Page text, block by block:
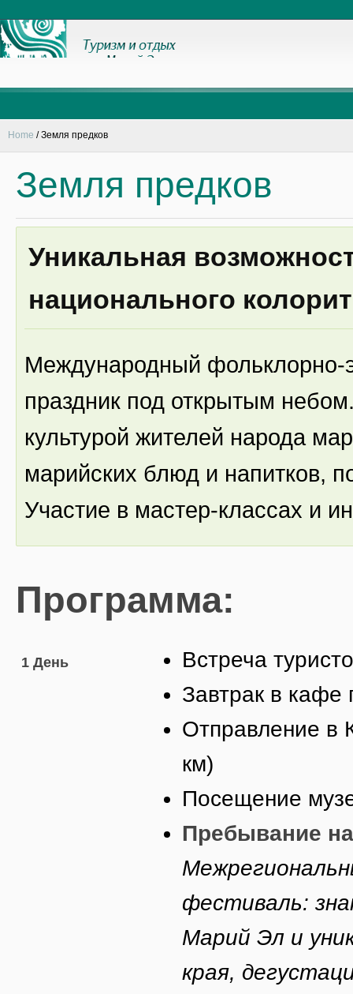
Home /Земля предков
Земля предков
Уникальная
национального
Международный фольклорно-
праздник под открытым
культурой жителей народа
марийских блюд и напитков,
Участие в мастер-классах и
Программа:
1 День
Встреча
Завтрак в кафе
Отправление в
км)
Посещение
Пребывание
фестиваль:
Марий Эл и
края,